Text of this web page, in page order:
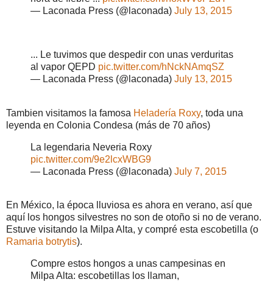
— Laconada Press (@laconada) July 13, 2015
... Le tuvimos que despedir con unas verduritas
al vapor QEPD pic.twitter.com/hNckNAmqSZ
— Laconada Press (@laconada) July 13, 2015
Tambien visitamos la famosa Heladería Roxy, toda una
leyenda en Colonia Condesa (más de 70 años)
La legendaria Neveria Roxy
pic.twitter.com/9e2lcxWBG9
— Laconada Press (@laconada) July 7, 2015
En México, la época lluviosa es ahora en verano, así que
aquí los hongos silvestres no son de otoño si no de verano.
Estuve visitando la Milpa Alta, y compré esta escobetilla (o
Ramaria botrytis).
Compre estos hongos a unas campesinas en
Milpa Alta: escobetillas los llaman,